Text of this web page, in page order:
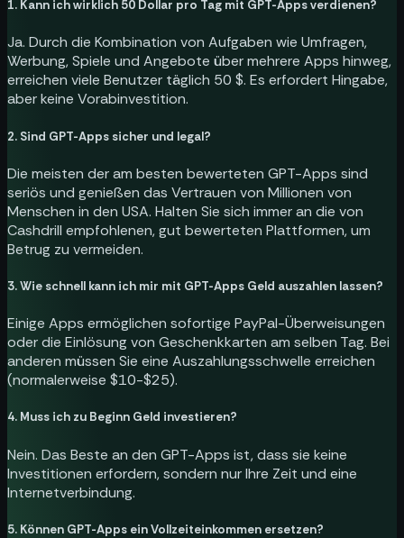
1. Kann ich wirklich 50 Dollar pro Tag mit GPT-Apps verdienen?
Ja. Durch die Kombination von Aufgaben wie Umfragen,
Werbung, Spiele und Angebote über mehrere Apps hinweg,
erreichen viele Benutzer täglich 50 $. Es erfordert Hingabe,
aber keine Vorabinvestition.
2. Sind GPT-Apps sicher und legal?
Die meisten der am besten bewerteten GPT-Apps sind
seriös und genießen das Vertrauen von Millionen von
Menschen in den USA. Halten Sie sich immer an die von
Cashdrill empfohlenen, gut bewerteten Plattformen, um
Betrug zu vermeiden.
3. Wie schnell kann ich mir mit GPT-Apps Geld auszahlen lassen?
Einige Apps ermöglichen sofortige PayPal-Überweisungen
oder die Einlösung von Geschenkkarten am selben Tag. Bei
anderen müssen Sie eine Auszahlungsschwelle erreichen
(normalerweise $10-$25).
4. Muss ich zu Beginn Geld investieren?
Nein. Das Beste an den GPT-Apps ist, dass sie keine
Investitionen erfordern, sondern nur Ihre Zeit und eine
Internetverbindung.
5. Können GPT-Apps ein Vollzeiteinkommen ersetzen?